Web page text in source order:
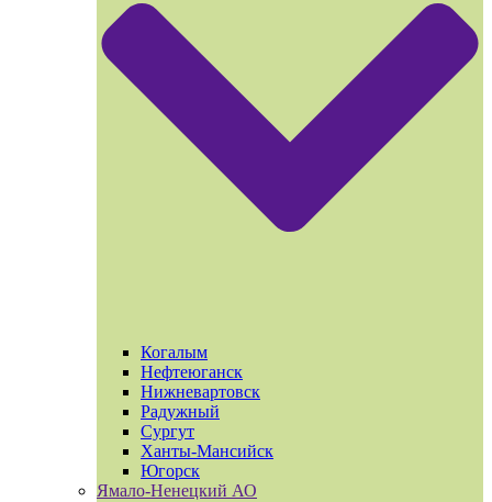
Когалым
Нефтеюганск
Нижневартовск
Радужный
Сургут
Ханты-Мансийск
Югорск
Ямало-Ненецкий АО